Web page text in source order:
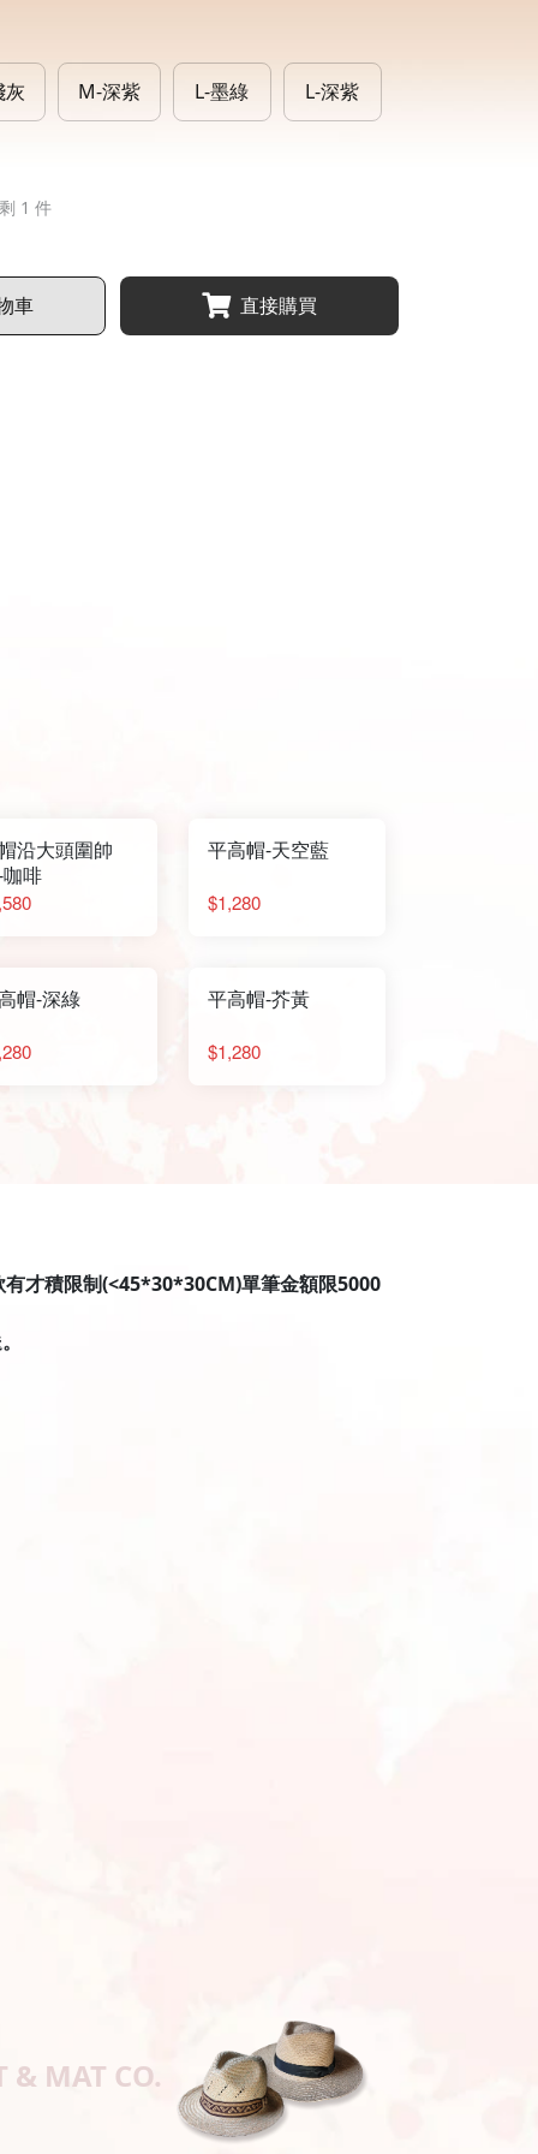
灰 M-深紫 L-墨綠 L-深紫
1 件
車 直接購買
沿大頭圍帥
啡
平高帽-天空藍
$1,280
帽-深綠 平高帽-芥黃
$1,280
才積限制(<45*30*30CM)單筆金額限5000
& MAT CO.